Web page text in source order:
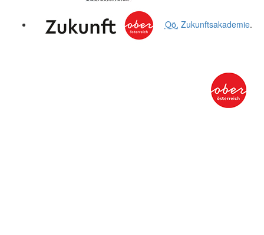
Oö. Zukunftsakademie.